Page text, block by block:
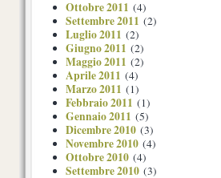
Ottobre 2011 (4)
Settembre 2011 (2)
Luglio 2011 (2)
Giugno 2011 (2)
Maggio 2011 (2)
Aprile 2011 (4)
Marzo 2011 (1)
Febbraio 2011 (1)
Gennaio 2011 (5)
Dicembre 2010 (3)
Novembre 2010 (4)
Ottobre 2010 (4)
Settembre 2010 (3)